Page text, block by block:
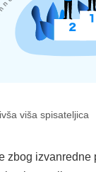
viša spisateljica
zbog